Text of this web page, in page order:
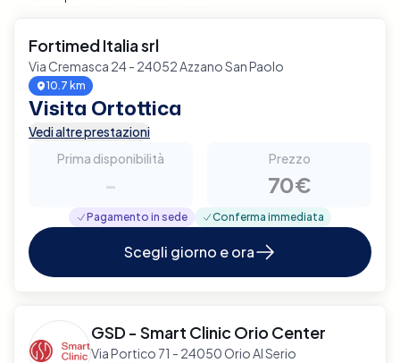
Fortimed Italia srl
Via Cremasca 24 - 24052 Azzano San Paolo
10.7 km
Visita Ortottica
Vedi altre prestazioni
Prima disponibilità
-
Prezzo
70€
Pagamento in sede Conferma immediata
Scegli giorno e ora
GSD - Smart Clinic Orio Center
Via Portico 71 - 24050 Orio Al Serio